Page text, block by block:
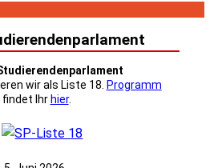
wir als Liste 18. Programm
findet Ihr hier.